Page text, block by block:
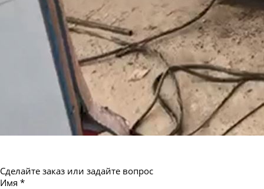
Сделайте заказ или задайте вопрос
Имя *